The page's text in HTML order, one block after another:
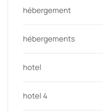
hébergement
hébergements
hotel
hotel 4